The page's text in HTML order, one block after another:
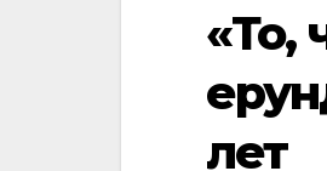
«То,
лет